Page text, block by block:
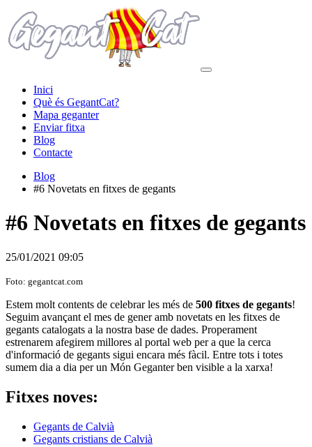
Inici
Què és GegantCat?
Mapa geganter
Enviar fitxa
Blog
Contacte
Blog
#6 Novetats en fitxes de gegants
#6 Novetats en fitxes de gegants
25/01/2021 09:05
Foto: gegantcat.com
Estem molt contents de celebrar les més de 500 fitxes de gegants!
Seguim avançant el mes de gener amb novetats en les fitxes de
gegants catalogats a la nostra base de dades. Properament
estrenarem afegirem millores al portal web per a que la cerca
d'informació de gegants sigui encara més fàcil. Entre tots i totes
sumem dia a dia per un Món Geganter ben visible a la xarxa!
Fitxes noves:
Gegants de Calvià
Gegants cristians de Calvià